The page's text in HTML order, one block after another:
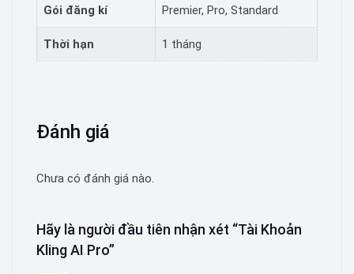
Gói đăng kí Premier, Pro, Standard
Thời hạn 1 tháng
Đánh giá
Chưa có đánh giá nào.
Hãy là người đầu tiên nhận xét “Tài Khoản
Kling AI Pro”